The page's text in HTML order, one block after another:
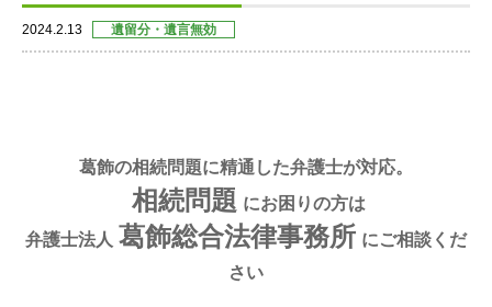
2024.2.13 遺留分・遺言無効
葛飾の相続問題に精通した弁護士が対応。
相続問題 にお困りの方は
弁護士法人 葛飾総合法律事務所 にご相談くだ
さい